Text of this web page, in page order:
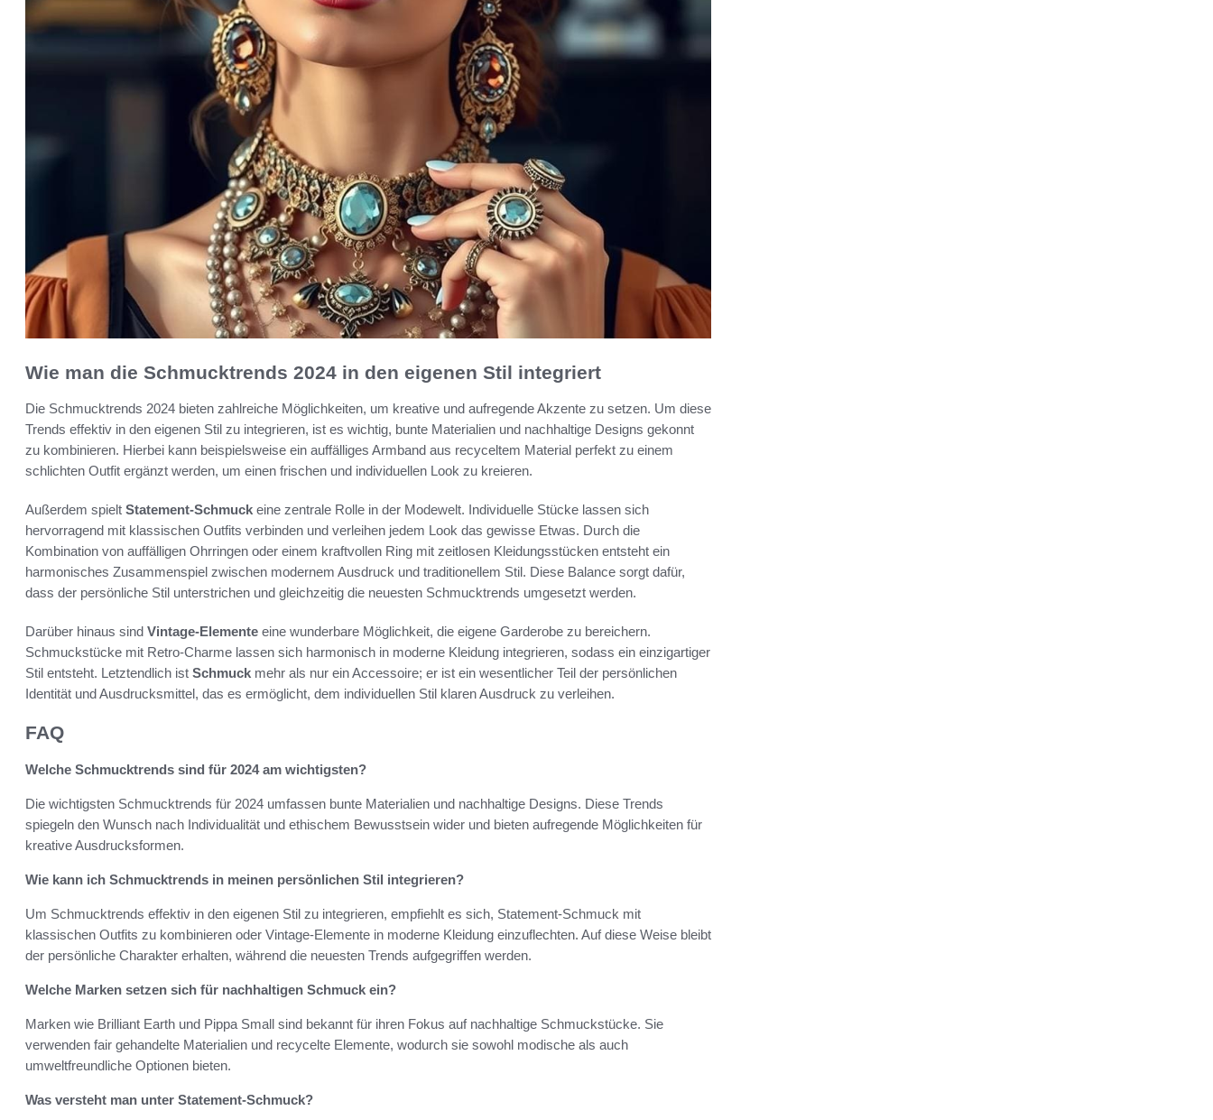
Wie man die Schmucktrends 2024 in den eigenen Stil integriert
Die Schmucktrends 2024 bieten zahlreiche Möglichkeiten, um kreative und aufregende Akzente zu setzen. Um diese
Trends effektiv in den eigenen Stil zu integrieren, ist es wichtig, bunte Materialien und nachhaltige Designs gekonnt
zu kombinieren. Hierbei kann beispielsweise ein auffälliges Armband aus recyceltem Material perfekt zu einem
schlichten Outfit ergänzt werden, um einen frischen und individuellen Look zu kreieren.
Außerdem spielt Statement-Schmuck eine zentrale Rolle in der Modewelt. Individuelle Stücke lassen sich
hervorragend mit klassischen Outfits verbinden und verleihen jedem Look das gewisse Etwas. Durch die
Kombination von auffälligen Ohrringen oder einem kraftvollen Ring mit zeitlosen Kleidungsstücken entsteht ein
harmonisches Zusammenspiel zwischen modernem Ausdruck und traditionellem Stil. Diese Balance sorgt dafür,
dass der persönliche Stil unterstrichen und gleichzeitig die neuesten Schmucktrends umgesetzt werden.
Darüber hinaus sind Vintage-Elemente eine wunderbare Möglichkeit, die eigene Garderobe zu bereichern.
Schmuckstücke mit Retro-Charme lassen sich harmonisch in moderne Kleidung integrieren, sodass ein einzigartiger
Stil entsteht. Letztendlich ist Schmuck mehr als nur ein Accessoire; er ist ein wesentlicher Teil der persönlichen
Identität und Ausdrucksmittel, das es ermöglicht, dem individuellen Stil klaren Ausdruck zu verleihen.
FAQ
Welche Schmucktrends sind für 2024 am wichtigsten?
Die wichtigsten Schmucktrends für 2024 umfassen bunte Materialien und nachhaltige Designs. Diese Trends
spiegeln den Wunsch nach Individualität und ethischem Bewusstsein wider und bieten aufregende Möglichkeiten für
kreative Ausdrucksformen.
Wie kann ich Schmucktrends in meinen persönlichen Stil integrieren?
Um Schmucktrends effektiv in den eigenen Stil zu integrieren, empfiehlt es sich, Statement-Schmuck mit
klassischen Outfits zu kombinieren oder Vintage-Elemente in moderne Kleidung einzuflechten. Auf diese Weise bleibt
der persönliche Charakter erhalten, während die neuesten Trends aufgegriffen werden.
Welche Marken setzen sich für nachhaltigen Schmuck ein?
Marken wie Brilliant Earth und Pippa Small sind bekannt für ihren Fokus auf nachhaltige Schmuckstücke. Sie
verwenden fair gehandelte Materialien und recycelte Elemente, wodurch sie sowohl modische als auch
umweltfreundliche Optionen bieten.
Was versteht man unter Statement-Schmuck?